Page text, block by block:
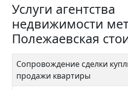
Услуги агентства
недвижимости
Полежаевская
Сопровождение сделки
продажи квартиры